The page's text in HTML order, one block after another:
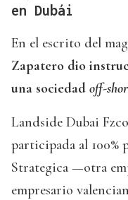
en Dubái
En el escrito del
Zapatero dio
una sociedad off-
Landside Dubai
participada al 100%
Strategica —otra
empresario